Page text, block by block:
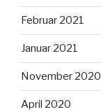
Februar 2021
Januar 2021
November 2020
April 2020